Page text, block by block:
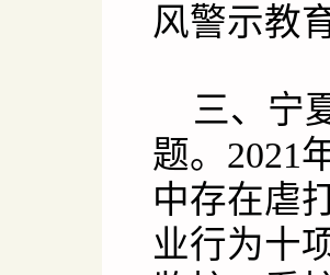
风警示教
三、宁
题。2021
中存在虐
业行为十